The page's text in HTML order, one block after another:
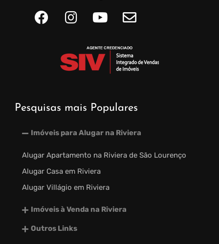
Pesquisas mais Populares
Imóveis para Alugar na Riviera
Alugar Apartamento na Riviera de São Lourenço
Alugar Casa em Riviera
Alugar Villágio em Riviera
Imóveis à Venda na Riviera
Outros Links